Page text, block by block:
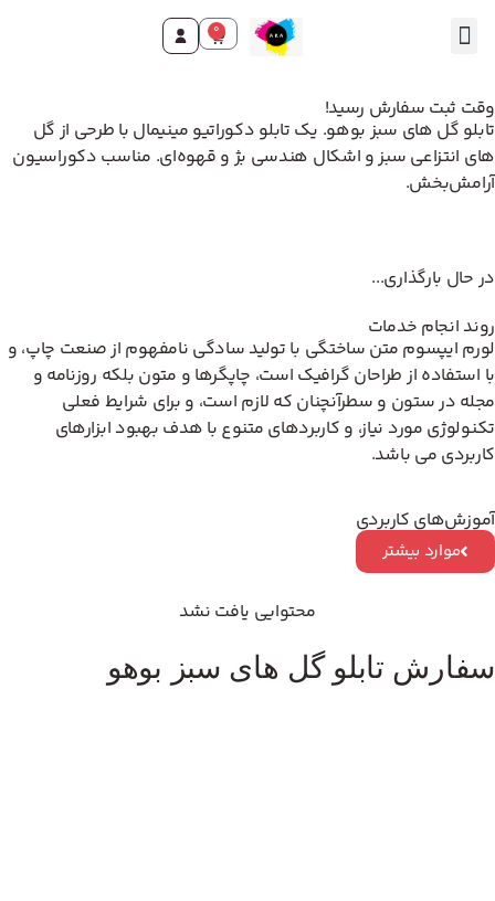
0
وقت ثبت سفارش رسید!
تابلو گل های سبز بوهو. یک تابلو دکوراتیو مینیمال با طرحی از گل
های انتزاعی سبز و اشکال هندسی بژ و قهوه‌ای. مناسب دکوراسیون
آرامش‌بخش.
در حال بارگذاری...
روند انجام خدمات
لورم ایپسوم متن ساختگی با تولید سادگی نامفهوم از صنعت چاپ، و
با استفاده از طراحان گرافیک است، چاپگرها و متون بلکه روزنامه و
مجله در ستون و سطرآنچنان که لازم است، و برای شرایط فعلی
تکنولوژی مورد نیاز، و کاربردهای متنوع با هدف بهبود ابزارهای
کاربردی می باشد.
آموزش‌های کاربردی
موارد بیشتر
محتوایی یافت نشد
سفارش تابلو گل های سبز بوهو